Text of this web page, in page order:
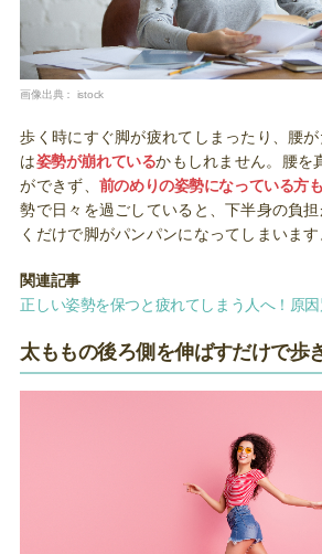
画像出典： istock
歩く時にすぐ脚が疲れてしまったり、腰
は姿勢が崩れているかもしれません。腰を
ができず、 前のめりの姿勢になっている方
勢で日々を過ごしていると、下半身の負
くだけで脚がパンパンになってしまいます
関連記事
正しい姿勢を保つと疲れてしまう人へ！原
太ももの後ろ側を伸ばすだけで歩